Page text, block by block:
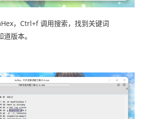
，Ctrl+f 调用搜索，找到关键词
版本。